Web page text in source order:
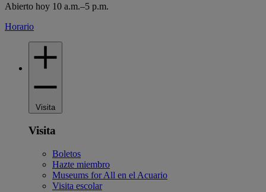
Abierto hoy 10 a.m.–5 p.m.
Horario
Visita
Visita
Boletos
Hazte miembro
Museums for All en el Acuario
Visita escolar